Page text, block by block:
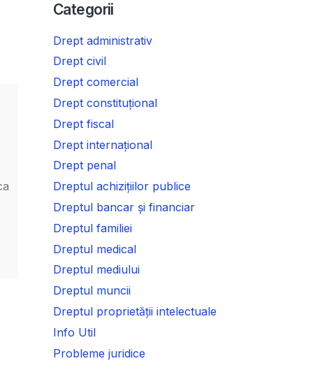
Categorii
Drept administrativ
Drept civil
Drept comercial
Drept constituțional
Drept fiscal
Drept internațional
Drept penal
Dreptul achizițiilor publice
Dreptul bancar și financiar
Dreptul familiei
Dreptul medical
Dreptul mediului
Dreptul muncii
Dreptul proprietății intelectuale
Info Util
Probleme juridice